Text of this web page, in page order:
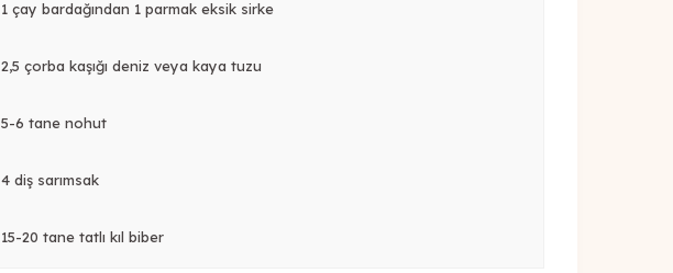
1 çay bardağından 1 parmak eksik sirke
2,5 çorba kaşığı deniz veya kaya tuzu
5-6 tane nohut
4 diş sarımsak
15-20 tane tatlı kıl biber